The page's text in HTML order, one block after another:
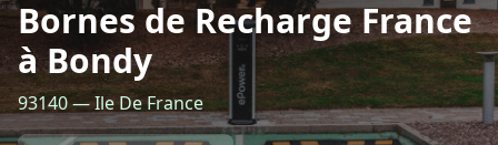
Retour à la liste des métiers
CGU-Confidentialité- Service proposé parViteUnDevis.com-Vous
Bornes de Recharge France
à Bondy
93140 — Ile De France